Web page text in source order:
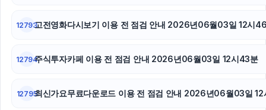
12793고전영화다시보기 이용 전 점검 안내 2026년06월03일 12시
12794주식투자카페 이용 전 점검 안내 2026년06월03일 12시43분
12795최신가요무료다운로드 이용 전 점검 안내 2026년06월03일